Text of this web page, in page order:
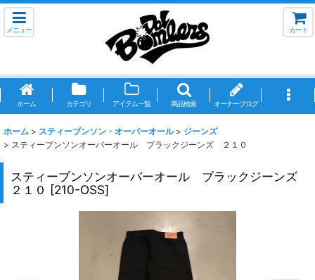
メニュー カート
ホーム カテゴリ アイテム一覧 商品検索 オーナーブログ
ホーム > スティーブンソン・オーバーオール > ジーンズ
> スティーブンソンオーバーオール ブラックジーンズ ２１０
スティーブンソンオーバーオール ブラックジーンズ
２１０ [210-OSS]